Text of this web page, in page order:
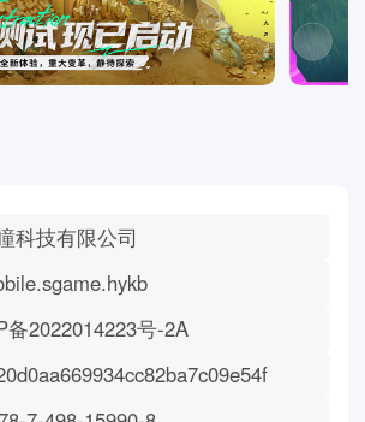
科技有限公司
备2022014223号-2A